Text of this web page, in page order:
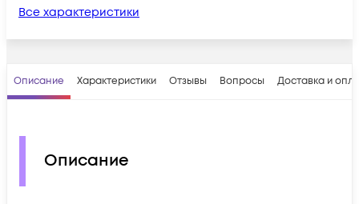
Все характеристики
Описание Характеристики Отзывы Вопросы Доставка и
Описание